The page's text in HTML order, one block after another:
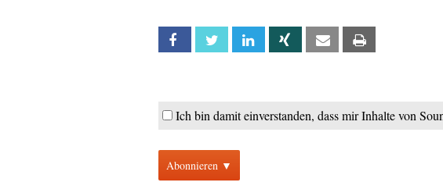
Facebook Twitter Linkedin Xing Email
Ich bin damit einverstanden, dass mir Inhalte von
Abonnieren ▼